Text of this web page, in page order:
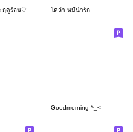
โคล่า หมีน่ารัก
Goodmorning ^_<